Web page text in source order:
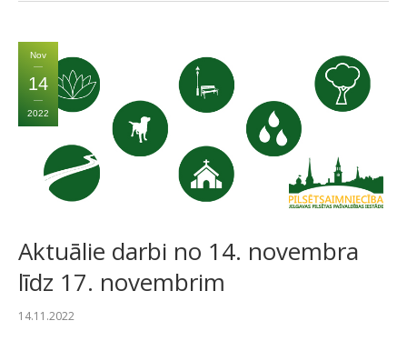
Nov
14
2022
Aktuālie darbi no 14. novembra
līdz 17. novembrim
14.11.2022